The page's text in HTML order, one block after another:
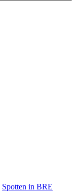
Spotten in BRE